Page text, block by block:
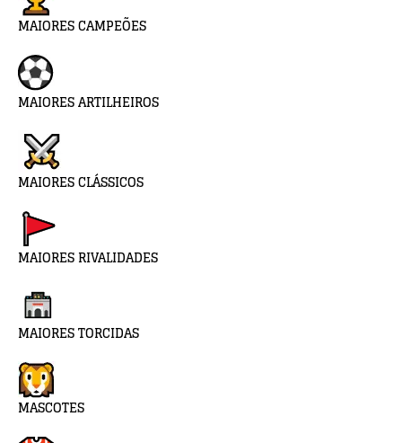
MAIORES CAMPEÕES
MAIORES ARTILHEIROS
MAIORES CLÁSSICOS
MAIORES RIVALIDADES
MAIORES TORCIDAS
MASCOTES